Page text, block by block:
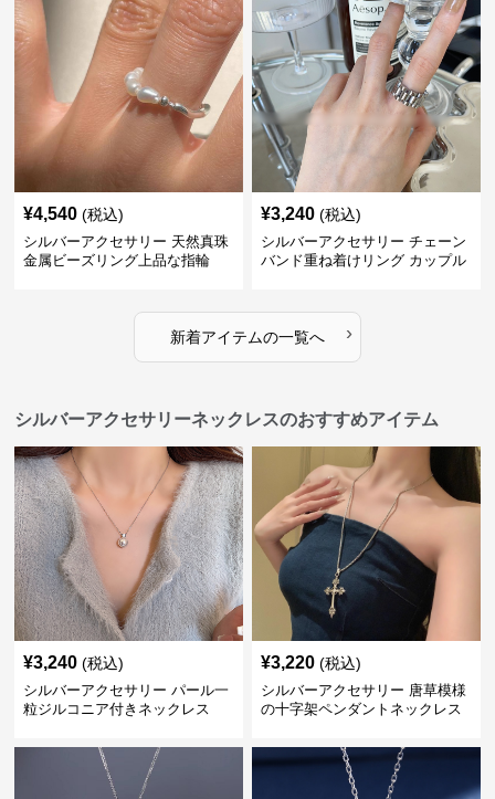
¥4,540 (税込)
シルバーアクセサリー 天然真珠
金属ビーズリング上品な指輪
¥3,240 (税込)
シルバーアクセサリー チェーン
バンド重ね着けリング カップル
新着アイテムの一覧へ ›
シルバーアクセサリーネックレスのおすすめアイテム
¥3,240 (税込)
シルバーアクセサリー パール一
粒ジルコニア付きネックレス
¥3,220 (税込)
シルバーアクセサリー 唐草模様
の十字架ペンダントネックレス